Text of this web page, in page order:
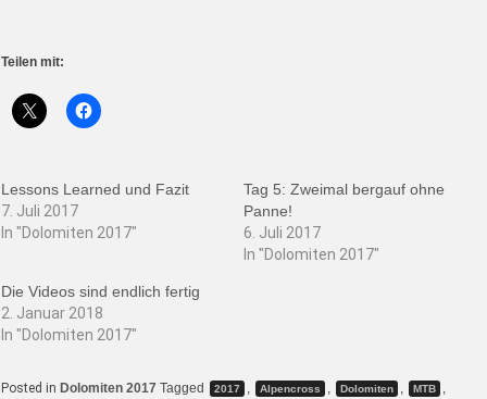
Teilen mit:
Lessons Learned und Fazit
7. Juli 2017
In "Dolomiten 2017"
Tag 5: Zweimal bergauf ohne
Panne!
6. Juli 2017
In "Dolomiten 2017"
Die Videos sind endlich fertig
2. Januar 2018
In "Dolomiten 2017"
Posted in Dolomiten 2017 Tagged 2017 Alpencross Dolomiten MTB